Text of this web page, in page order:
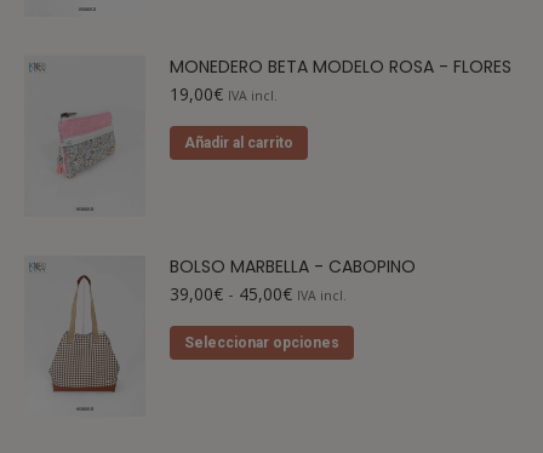
MONEDERO BETA MODELO ROSA - FLORES
19,00€ IVA incl.
Añadir al carrito
BOLSO MARBELLA - CABOPINO
39,00€ - 45,00€ IVA incl.
Seleccionar opciones